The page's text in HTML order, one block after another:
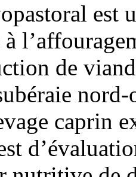
est
de
caprin